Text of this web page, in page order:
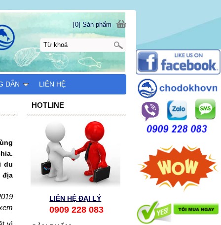
du
địa
HOTLINE
LIÊN HỆ ĐẠI LÝ
0909 228 083
[0] Sản phẩm
DẪN LIÊN HỆ